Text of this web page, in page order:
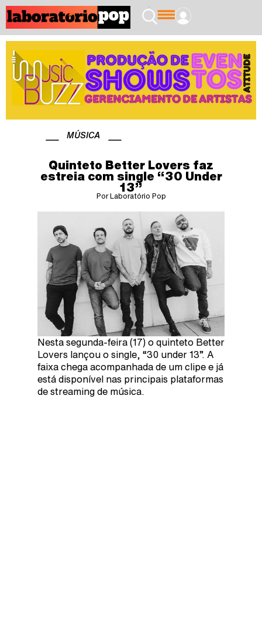
MÚSICA
Quinteto Better Lovers faz
estreia com single “30 Under
13”
Por Laboratório Pop
Nesta segunda-feira (17) o quinteto Better
Lovers lançou o single, “30 under 13”. A
faixa chega acompanhada de um clipe e já
está disponível nas principais plataformas
de streaming de música.